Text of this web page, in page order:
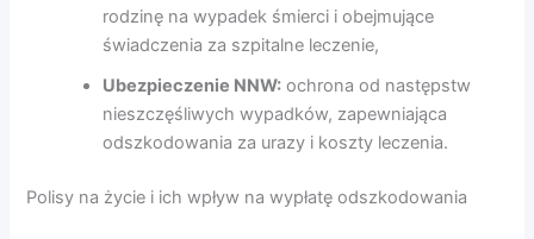
rodzinę na wypadek śmierci i obejmujące
świadczenia za szpitalne leczenie,
Ubezpieczenie NNW: ochrona od następstw
nieszczęśliwych wypadków, zapewniająca
odszkodowania za urazy i koszty leczenia.
Polisy na życie i ich wpływ na wypłatę odszkodowania